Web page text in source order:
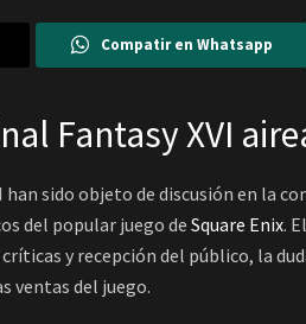
Compatir en Whatsapp
Fantasy XVI
han sido objeto de discusión en la
del popular juego de Square Enix.
y recepción del público, la
ventas del juego.